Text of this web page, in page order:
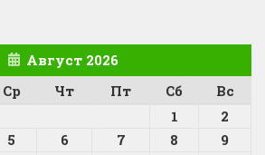
Август 2026
Ср Чт Пт Сб
Вс
1
2
5 6 7 8
9